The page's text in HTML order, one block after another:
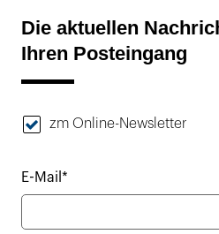
Die aktuellen
Ihren Posteingang
zm Online-Newsletter
E-Mail*